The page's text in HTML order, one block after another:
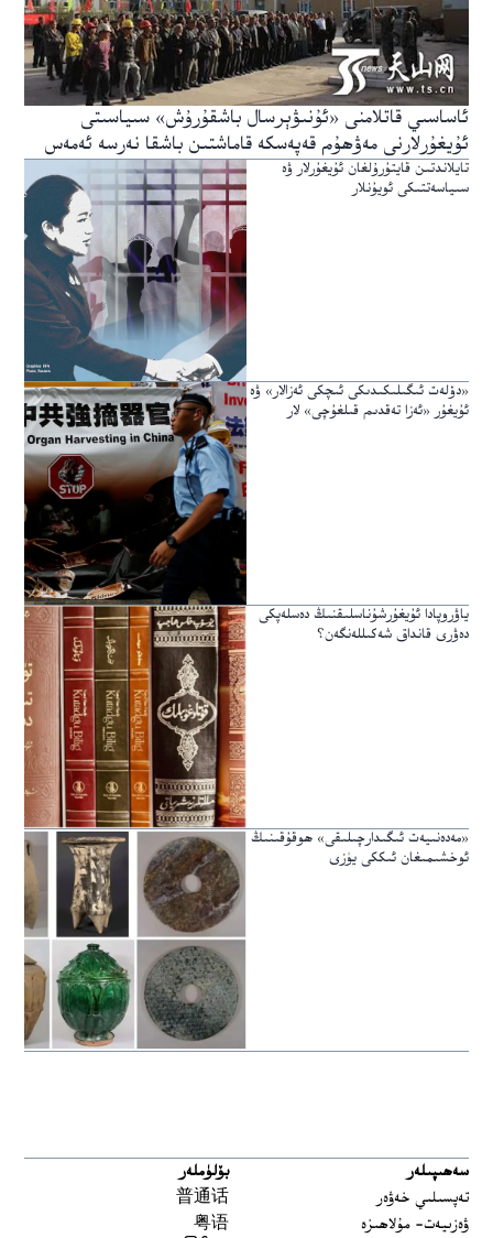
ئاساسىي قاتلامنى «ئۇنىۋېرسال باشقۇرۇش» سىياسىتى
ئۇيغۇرلارنى مەۋھۇم قەپەسكە قاماشتىن باشقا نەرسە ئەمەس
تايلاندتىن قايتۇرۇلغان ئۇيغۇرلار ۋە
سىياسەتتىكى ئويۇنلار
«دۆلەت ئىگىلىكىدىكى ئىچكى ئەزالار» ۋە
ئۇيغۇر «ئەزا تەقدىم قىلغۇچى» لار
ياۋروپادا ئۇيغۇرشۇناسلىقنىڭ دەسلەپكى
دەۋرى قانداق شەكىللەنگەن؟
«مەدەنىيەت ئىگىدارچىلىقى» ھوقۇقىنىڭ
ئوخشىمىغان ئىككى يۈزى
سەھىپىلەر
تەپسىلىي خەۋەر
ۋەزىيەت- مۇلاھىزە
بۆلۈملەر
普通话
粤语